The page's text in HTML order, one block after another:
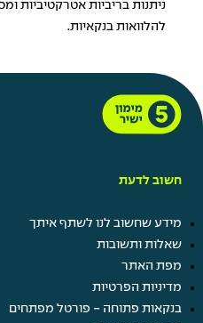
ניתנות בריביות אטרקטיביות
להלוואות בנקאיות.
חשוב לדעת
מידע שחשוב לנו לשתף איתך
שאלות ותשובות
מפת האתר
מדיניות הפרטיות
בנקאות פתוחה - פורטל מפתחים